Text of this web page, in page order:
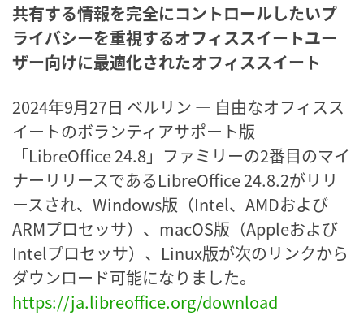
共有する情報を完全にコントロールしたいプ
ライバシーを重視するオフィススイートユー
ザー向けに最適化されたオフィススイート
2024年9月27日 ベルリン ― 自由なオフィスス
イートのボランティアサポート版
「LibreOffice 24.8」ファミリーの2番目のマイ
ナーリリースであるLibreOffice 24.8.2がリリ
ースされ、Windows版（Intel、AMDおよび
ARMプロセッサ）、macOS版（Appleおよび
Intelプロセッサ）、Linux版が次のリンクから
ダウンロード可能になりました。
https://ja.libreoffice.org/download